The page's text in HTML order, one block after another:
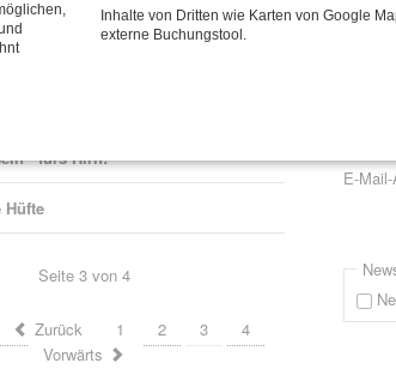
- fürs Hirn!
Hüfte
Seite 3 von 4
Zurück 1 2 3
4
Vorwärts
Bitte
etwa
zur
E-
Inhalte von Dritten wie Karten von Google
externe Buchungstool.